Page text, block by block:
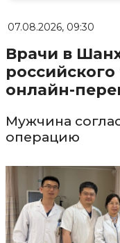
07.08.2026, 09:30
Врачи в
онлайн-
Мужчина
операцию